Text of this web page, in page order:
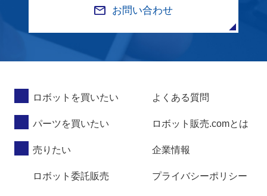
お問い合わせ
ロボットを買いたい
パーツを買いたい
売りたい
ロボット委託販売
よくある質問
ロボット販売.comとは
企業情報
プライバシーポリシー